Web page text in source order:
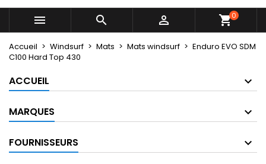
   shopping_cart0
Accueil Windsurf Mats Mats windsurf
Enduro EVO SDM
C100 Hard Top 430
ACCUEIL
MARQUES
FOURNISSEURS
((cancelText)) ((loginText))